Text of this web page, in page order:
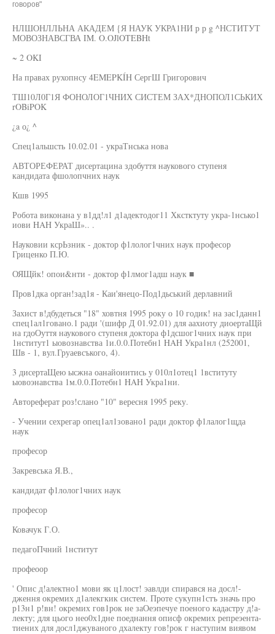
говоров"
НЛШОНЛЛЬНА АКАДЕМ {Я НАУК УКРА1НИ р р g ^НСТИТУТ
МОВОЗНАВСГВА IM. O.OJlOTEBHt
~ 2 OKI
На правах рухопнсу 4EMEPKÍH СергШ Григорович
ТШ10Л0Г1Я ФОНОЛОГ1ЧНИХ СИСТЕМ ЗАХ*ДНОПОЛ1СЬКИХ
rOBiPOK
¿a о¿ ^
Спец1альшсть 10.02.01 - украТнська нова
АВТОРЕФЕРАТ дисертацина здобуття наукового ступеня
кандидата фшолопчних наук
Кшв 1995
Робота виконана у в1дд!л1 д1адектодог11 Хкстктуту укра-1нсько1
иови HAH УкраШ».. .
Науковии ксрЬзник - доктор ф1лолог1чних наук професор
Гриценко П.Ю.
ОЯЩйк! опои&нти - доктор ф1лмог1адш наук ■
Пров1дка орган!зад1я - Каи'янецо-Под1дьський дерлавний
Захист в!дбудеться "18" ховтня 1995 року о 10 годик! на зас1данн1
спец1ал1говано.1 ради '(шифр Д 01.92.01) для аахиоту диоертаЩй
на гдоОуття наукового ступеня доктора ф1дсшог1чних наук при
1нститут1 ыовознавства 1и.0.0.Потебн1 HAH Укра1нл (252001,
Шв - 1, вул.Груаевсъкого, 4).
3 дисертаЩею ысжна оанайоиитись у 010л1отец1 1вституту
ыовоэнавства 1м.0.0.Потебн1 HAH Укра1ни.
Автореферат роз!слано "10" вересня 1995 реку.
- Учении сехрегар опец1ал1зовано1 ради доктор ф1лалог1щда
наук
професор
Закревська Я.В.,
кандидат ф1лолог1чних наук
професор
Ковачук Г.О.
педагоПчний 1нститут
профеоор
' Опис д!алектно1 мови як ц1лост! эавлди спирався на досл!-
дження окремих д1алекгкик систем. Проте сукупн1стъ значь про
р13н1 р!вн! окремих гов1рок не заОеэпечуе поеного кадастру д!а-
лекту; для цього нео0х1дне поеднання описф окремих репреэента-
тиених для досл1джуваного дхалекту гов!рок г наступим виявом